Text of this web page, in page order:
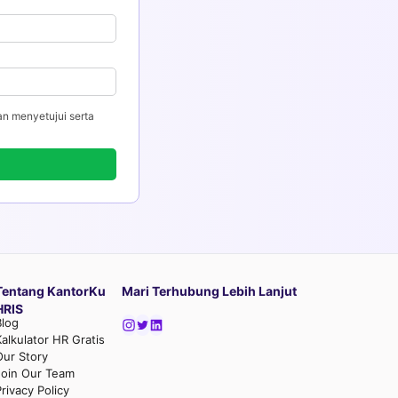
menyetujui serta
KantorKu
HR Gratis
Story
Our Team
Policy
Mari Terhubung Lebih Lanjut